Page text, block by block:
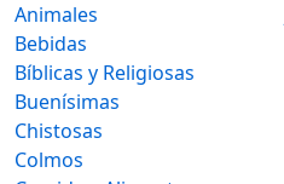
Animales
Bebidas
Bíblicas y Religiosas
Buenísimas
Chistosas
Colmos